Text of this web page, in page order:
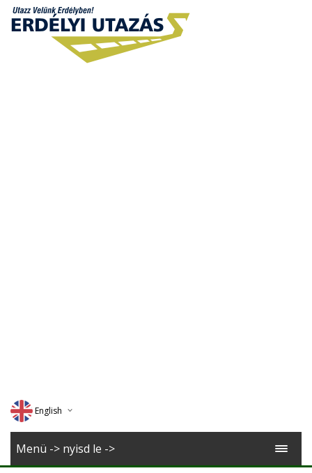
English
Deutsch
Menü -> nyisd le ->